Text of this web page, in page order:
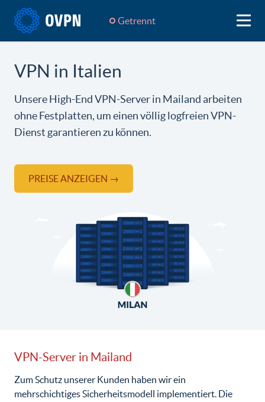
Getrennt
VPN in Italien
Unsere High-End VPN-Server in Mailand arbeiten
ohne Festplatten, um einen völlig logfreien VPN-
Dienst garantieren zu können.
PREISE ANZEIGEN →
VPN-Server in Mailand
Zum Schutz unserer Kunden haben wir ein
mehrschichtiges Sicherheitsmodell implementiert. Die